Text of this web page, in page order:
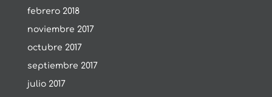
febrero 2018
noviembre 2017
octubre 2017
septiembre 2017
julio 2017